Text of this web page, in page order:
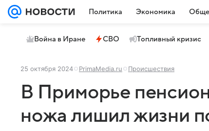
Политика Экономика
Война в Иране СВО Топливный кризис
25 октября 2024 PrimaMedia.ru Происшествия
В Приморье
ножа лишил жизни